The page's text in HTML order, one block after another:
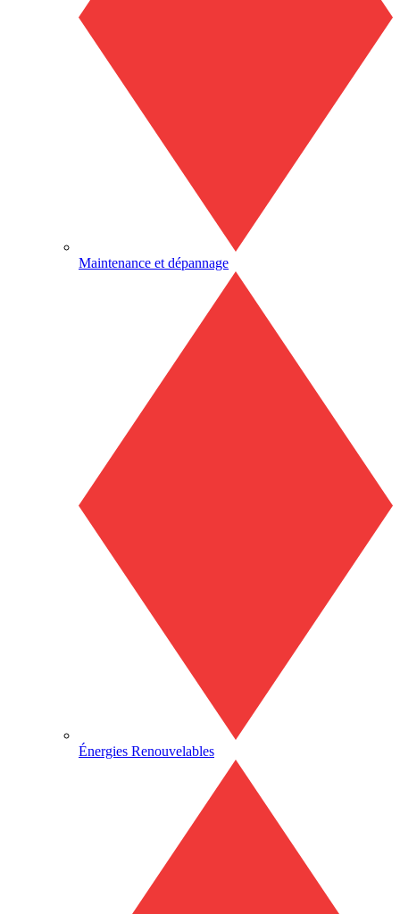
Maintenance et dépannage
Énergies Renouvelables